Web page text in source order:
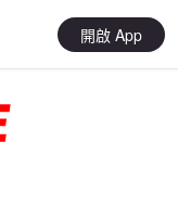
開啟 App